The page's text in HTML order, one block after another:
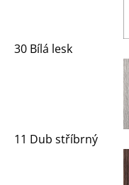
30 Bílá lesk
11 Dub stříbrný